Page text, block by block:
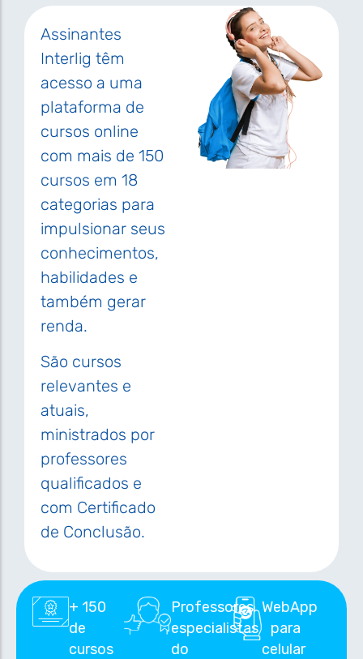
Assinantes
Interlig têm
acesso a uma
plataforma de
cursos online
com mais de 150
cursos em 18
categorias para
impulsionar seus
conhecimentos,
habilidades e
também gerar
renda.
São cursos
relevantes e
atuais,
ministrados por
professores
qualificados e
com Certificado
de Conclusão.
+ 150
de
cursos
Professores
especialistas
do
WebApp
para
celular